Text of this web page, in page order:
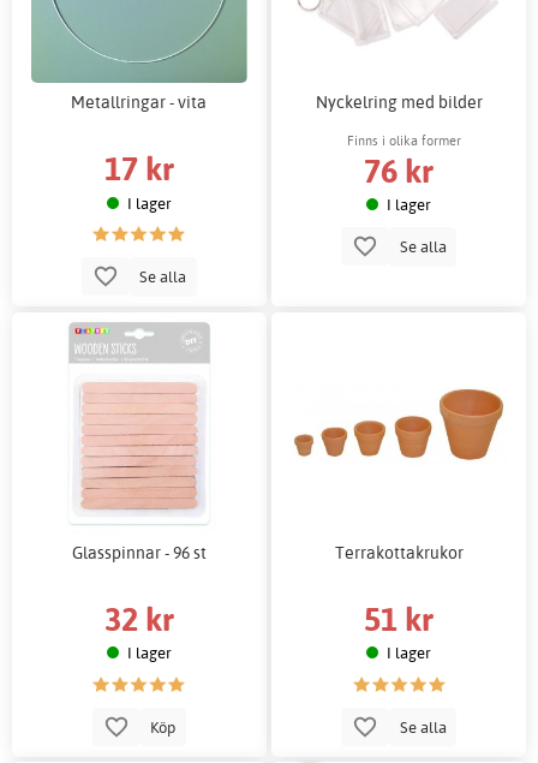
Metallringar - vita
17 kr
I lager
Se alla
Nyckelring med bilder
Finns i olika former
76 kr
I lager
Se alla
Glasspinnar - 96 st
32 kr
I lager
Köp
Terrakottakrukor
51 kr
I lager
Se alla